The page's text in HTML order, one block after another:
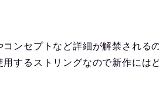
コンセプトなど詳細が解禁される
用するストリングなので新作には